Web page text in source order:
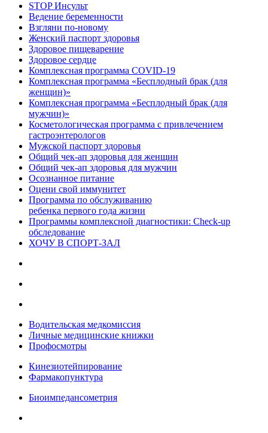
STOP Инсульт
Ведение беременности
Взгляни по-новому
Женский паспорт здоровья
Здоровое пищеварение
Здоровое сердце
Комплексная программа COVID-19
Комплексная программа «Бесплодный брак (для
женщин)»
Комплексная программа «Бесплодный брак (для
мужчин)»
Косметологическая программа с привлечением
гастроэнтерологов
Мужской паспорт здоровья
Общий чек-ап здоровья для женщин
Общий чек-ап здоровья для мужчин
Осознанное питание
Оцени свой иммунитет
Программа по обслуживанию
ребенка первого года жизни
Программы комплексной диагностики: Check-up
обследование
ХОЧУ В CПОРТ-ЗАЛ
Водительская медкомиссия
Личные медицинские книжки
Профосмотры
Кинезиотейпирование
Фармакопунктура
Биоимпедансометрия